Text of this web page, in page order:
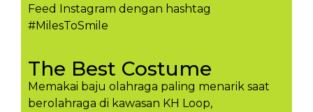
Feed Instagram dengan hashtag
#MilesToSmile
The Best Costume
Memakai baju olahraga paling menarik saat
berolahraga di kawasan KH Loop,